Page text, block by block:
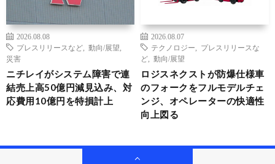
2026.08.08
プレスリリースなど
動向/展望
災害
ニチレイがシステム障害で連
結売上高50億円減見込み、対
応費用10億円を特損計上
2026.08.07
テクノロジー
プレスリリースな
ど
動向/展望
ロジスネクストが防爆仕様車
のフォークをフルモデルチェ
ンジ、オペレーターの快適性
向上図る